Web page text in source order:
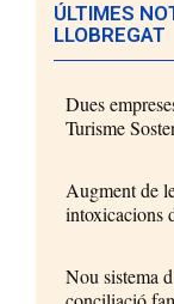
ÚLTIMES
LLOBREGAT
Dues
Turisme
Augment de
intoxicacions
Nou sistema